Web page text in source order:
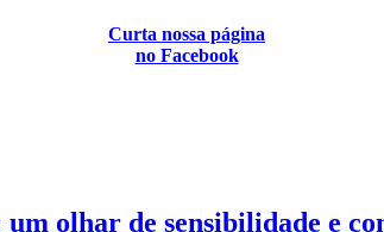
Curta nossa página
no Facebook
olhar de sensibilidade e